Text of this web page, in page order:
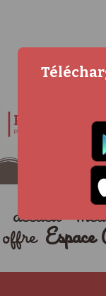
accueil
offre Espace